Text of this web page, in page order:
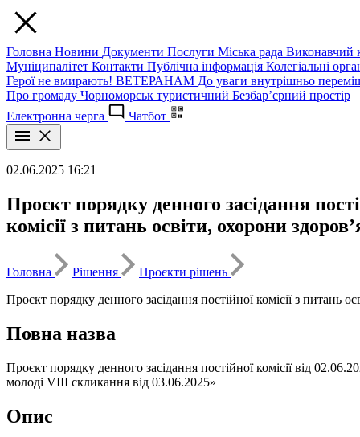
Головна Новини Документи Послуги Міська рада Виконавчий
Муніципалітет Контакти Публічна інформація Колегіальні
Герої не вмирають! ВЕТЕРАНАМ До уваги внутрішньо
Про громаду Чорноморськ туристичний Безбар’єрний простір
Електронна черга
Чатбот
02.06.2025 16:21
Проєкт порядку денного засідання
комісії з питань освіти, охорони
Головна Рішення
Проєкти рішень
Проєкт порядку денного засідання постійної комісії з питань
Повна назва
Проєкт порядку денного засідання постійної комісії від
молоді VIІI скликання від 03.06.2025»
Опис